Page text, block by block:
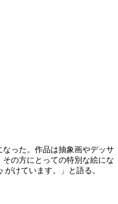
った。作品は抽象画やデッサ
の方にとっての特別な絵にな
けています。」と語る。